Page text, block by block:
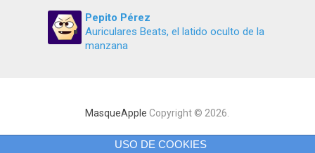
Pepito Pérez
Auriculares Beats, el latido oculto de la
manzana
MasqueApple Copyright © 2026.
USO DE COOKIES